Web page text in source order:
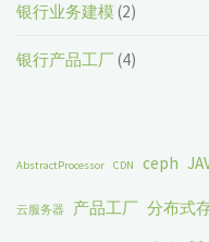
银行业务建模 (2)
银行产品工厂(4)
AbstractProcessor CDN ceph
云服务器 产品工厂 分布式